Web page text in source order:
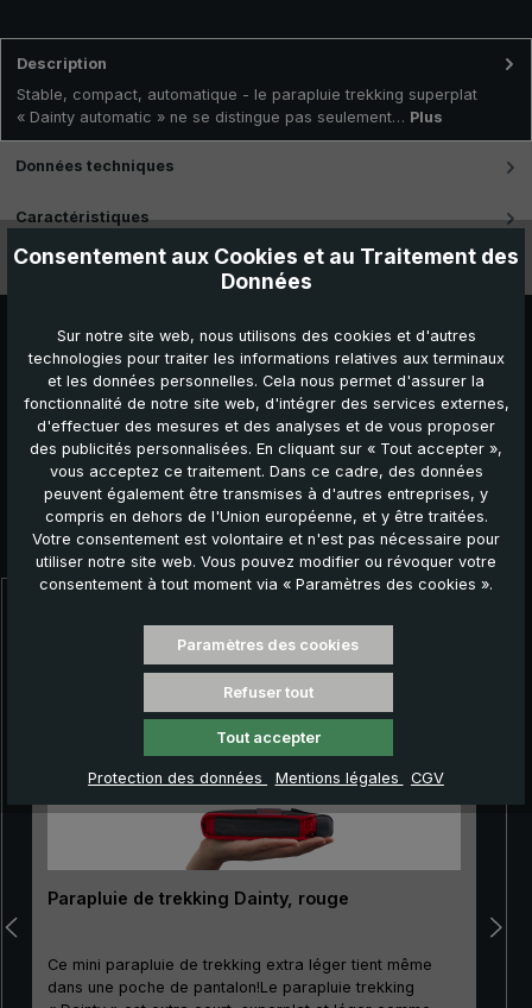
Description
Stable, compact, automatique - le parapluie trekking superplat
« Dainty automatic » ne se distingue pas seulement… Plus
Données techniques
Caractéristiques
Vidéos
Autres produits que vous pourriez aimer :
Parapluie de trekking Dainty, rouge
Ce mini parapluie de trekking extra léger tient même
dans une poche de pantalon!Le parapluie trekking
Consentement aux Cookies et au Traitement des
Données
Sur notre site web, nous utilisons des cookies et d'autres
technologies pour traiter les informations relatives aux terminaux
et les données personnelles. Cela nous permet d'assurer la
fonctionnalité de notre site web, d'intégrer des services externes,
d'effectuer des mesures et des analyses et de vous proposer
des publicités personnalisées. En cliquant sur « Tout accepter »,
vous acceptez ce traitement. Dans ce cadre, des données
peuvent également être transmises à d'autres entreprises, y
compris en dehors de l'Union européenne, et y être traitées.
Votre consentement est volontaire et n'est pas nécessaire pour
utiliser notre site web. Vous pouvez modifier ou révoquer votre
consentement à tout moment via « Paramètres des cookies ».
Paramètres des cookies
Refuser tout
Tout accepter
Protection des données Mentions légales CGV